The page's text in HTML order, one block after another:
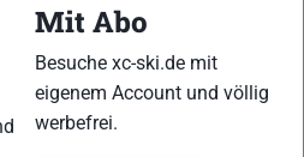
oder Profi-Sportler, wir haben
Du kannst uns jederzeit über
Mit Abo
Besuche xc-ski.de mit
eigenem Account und völlig
werbefrei.